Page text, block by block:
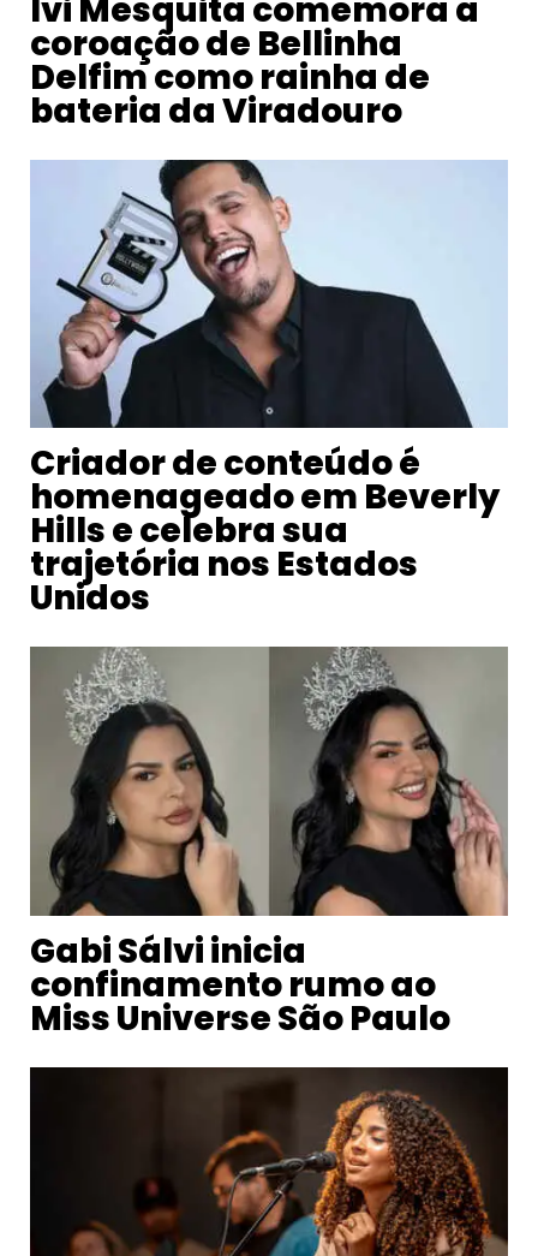
Ivi Mesquita comemora a
coroação de Bellinha
Delfim como rainha de
bateria da Viradouro
Criador de conteúdo é
homenageado em Beverly
Hills e celebra sua
trajetória nos Estados
Unidos
Gabi Sálvi inicia
confinamento rumo ao
Miss Universe São Paulo